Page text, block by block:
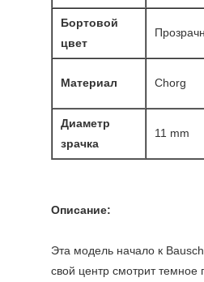
Бортовой
цвет
Материал Chorg
Диаметр
зрачка
11 mm
Описание:
Эта модель начало к
свой центр смотрит темное